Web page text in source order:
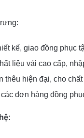
kế, giao đồng phục
liệu vải cao cấp,
thêu hiện đại, cho
các đơn hàng đồng